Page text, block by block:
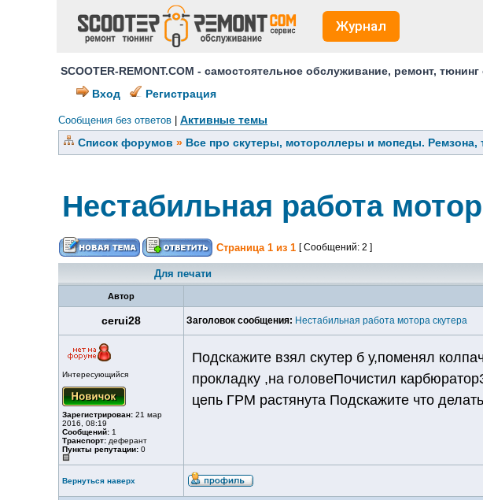
Журнал
SCOOTER-REMONT.COM - самостоятельное обслуживание, ремонт,
Вход
Регистрация
Сообщения без ответов
Активные темы
Список форумов » Все про скутеры, мотороллеры и мопеды. Ремзона,
Нестабильная работа
Страница 1 из 1 [ Сообщений: 2 ]
Для печати
Автор
cerui28 Заголовок сообщения: Нестабильная работа мотора скутера
Интересующийся
Зарегистрирован: 21 мар
2016, 08:19
Сообщений: 1
Транспорт: деферант
Пункты репутации: 0
Подскажите взял скутер б у,поменял
прокладку ,на головеПочистил
цепь ГРМ растянута Подскажите что делать
Вернуться наверх